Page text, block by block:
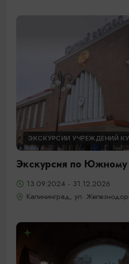
ЭКСКУРСИИ УЧРЕЖДЕНИЙ
Экскурсия по Южному
13.09.2024 - 31.12.2026
Калининград, ул.